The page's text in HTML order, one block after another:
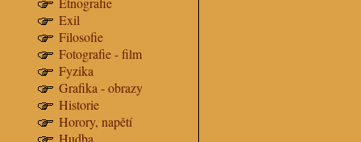
Exil
Filosofie
Fotografie - film
Fyzika
Grafika - obrazy
Historie
Horory, napětí